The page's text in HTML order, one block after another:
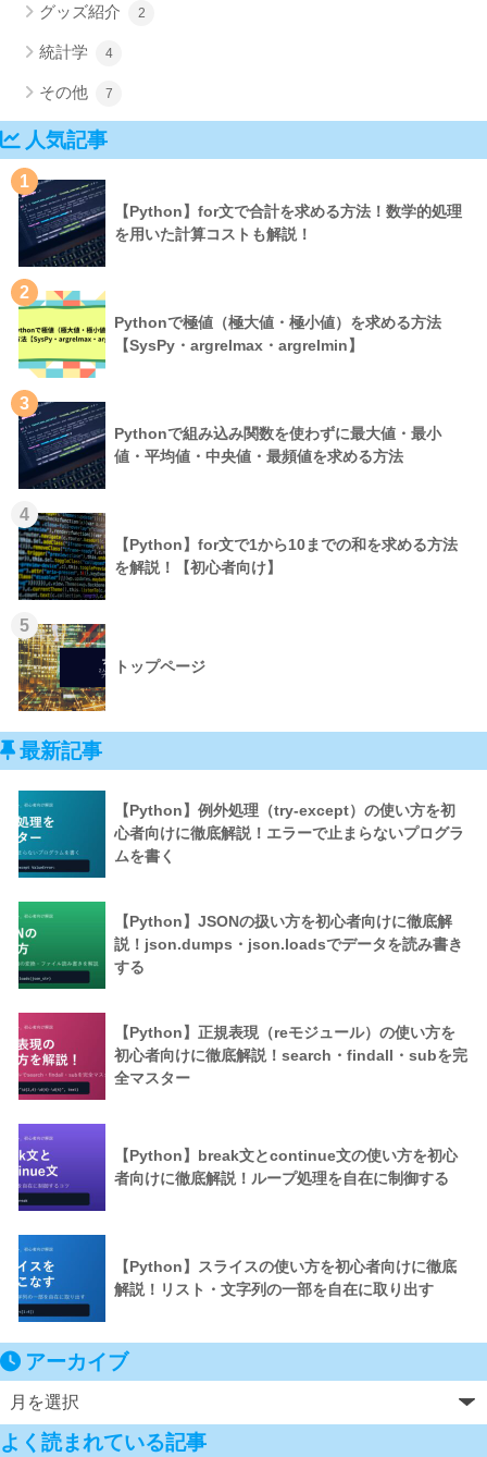
グッズ紹介 2
統計学 4
その他 7
人気記事
1
【Python】for文で合計を求める方法！数学的処理
を用いた計算コストも解説！
2
Pythonで極値（極大値・極小値）を求める方法
【SysPy・argrelmax・argrelmin】
3
Pythonで組み込み関数を使わずに最大値・最小
値・平均値・中央値・最頻値を求める方法
4
【Python】for文で1から10までの和を求める方法
を解説！【初心者向け】
5
トップページ
最新記事
【Python】例外処理（try-except）の使い方を初
心者向けに徹底解説！エラーで止まらないプログラ
ムを書く
【Python】JSONの扱い方を初心者向けに徹底解
説！json.dumps・json.loadsでデータを読み書き
する
【Python】正規表現（reモジュール）の使い方を
初心者向けに徹底解説！search・findall・subを完
全マスター
【Python】break文とcontinue文の使い方を初心
者向けに徹底解説！ループ処理を自在に制御する
【Python】スライスの使い方を初心者向けに徹底
解説！リスト・文字列の一部を自在に取り出す
アーカイブ
よく読まれている記事